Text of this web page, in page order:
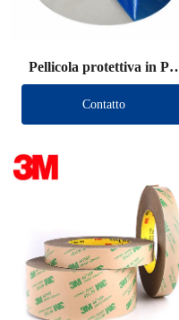
Pellicola protettiva in PE
Die Cut
Contatto